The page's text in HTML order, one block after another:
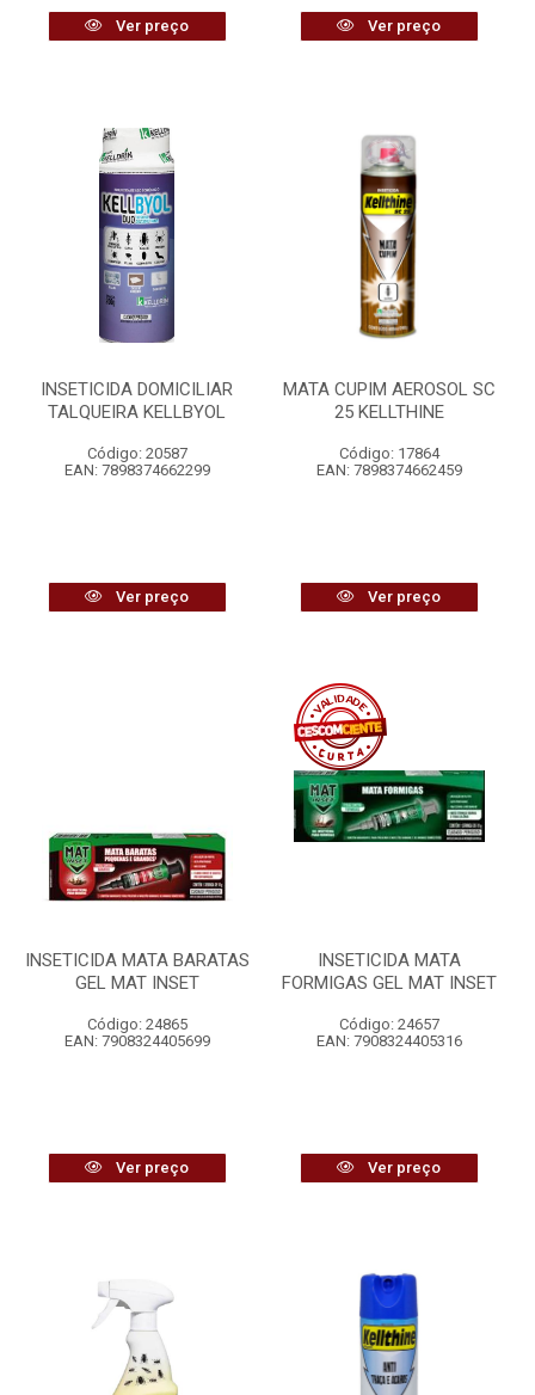
Ver preço Ver preço
INSETICIDA DOMICILIAR
TALQUEIRA KELLBYOL
Código: 20587
EAN: 7898374662299
Ver preço
MATA CUPIM AEROSOL SC
25 KELLTHINE
Código: 17864
EAN: 7898374662459
Ver preço
INSETICIDA MATA BARATAS
GEL MAT INSET
Código: 24865
EAN: 7908324405699
Ver preço
INSETICIDA MATA
FORMIGAS GEL MAT INSET
Código: 24657
EAN: 7908324405316
Ver preço